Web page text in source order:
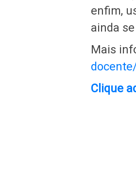
enfim,
ainda
Mais
Clique